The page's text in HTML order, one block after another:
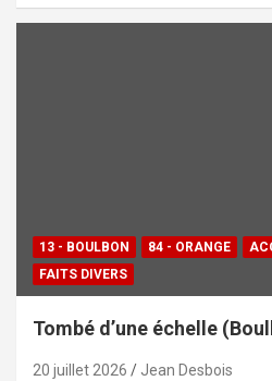
13 - BOULBON 84 - ORANGE
FAITS DIVERS
Tombé d’une échelle
20 juillet 2026 Jean Desbois